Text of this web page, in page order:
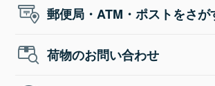
郵便局・ATM・ポストをさが
荷物のお問い合わせ